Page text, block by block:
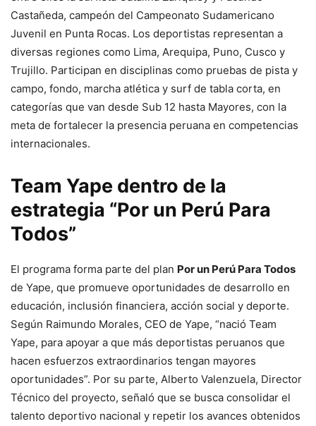
Castañeda, campeón del Campeonato Sudamericano
Juvenil en Punta Rocas. Los deportistas representan a
diversas regiones como Lima, Arequipa, Puno, Cusco y
Trujillo. Participan en disciplinas como pruebas de pista y
campo, fondo, marcha atlética y surf de tabla corta, en
categorías que van desde Sub 12 hasta Mayores, con la
meta de fortalecer la presencia peruana en competencias
internacionales.
Team Yape dentro de la
estrategia “Por un Perú Para
Todos”
El programa forma parte del plan Por un Perú Para Todos
de Yape, que promueve oportunidades de desarrollo en
educación, inclusión financiera, acción social y deporte.
Según Raimundo Morales, CEO de Yape, “nació Team
Yape, para apoyar a que más deportistas peruanos que
hacen esfuerzos extraordinarios tengan mayores
oportunidades”. Por su parte, Alberto Valenzuela, Director
Técnico del proyecto, señaló que se busca consolidar el
talento deportivo nacional y repetir los avances obtenidos